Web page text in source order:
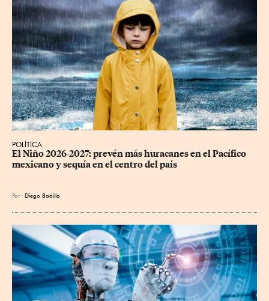
POLÍTICA
El Niño 2026-2027: prevén más huracanes en el Pacífico
mexicano y sequía en el centro del país
Por Diego Badillo